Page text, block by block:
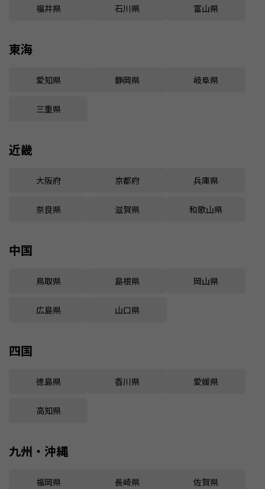
福井県 石川県 富山県
東海
愛知県 静岡県 岐阜県
三重県
近畿
大阪府 京都府 兵庫県
奈良県 滋賀県 和歌山県
中国
鳥取県 島根県 岡山県
広島県 山口県
四国
徳島県 香川県 愛媛県
高知県
九州・沖縄
福岡県 長崎県 佐賀県